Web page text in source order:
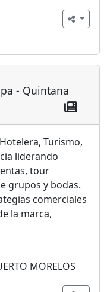
- Quintana
Turismo,
liderando
tour
grupos y bodas.
comerciales
la marca,
MORELOS